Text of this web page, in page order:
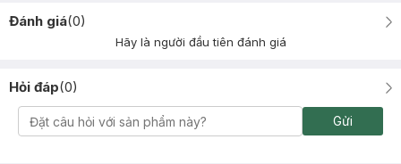
Đánh giá(0)
Hãy là người đầu tiên đánh giá
Hỏi đáp(0)
Gửi